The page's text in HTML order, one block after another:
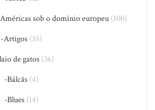
sob o domínio europeu(100)
-Artigos(35)
de gatos (36)
-Bálcãs(4)
-Blues(14)